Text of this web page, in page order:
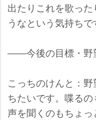
出たりこれを歌っ
うなという気持ちで
――今後の目標・野
こっちのけんと：
ちたいです。喋る
声を聞くのもちょ